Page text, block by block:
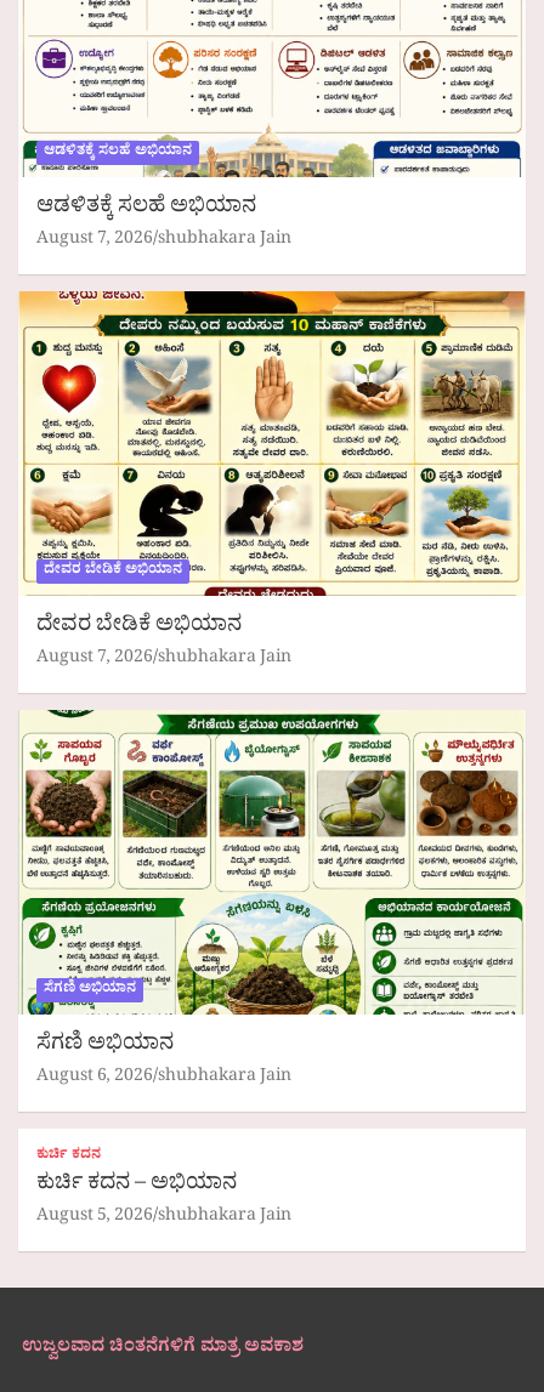
ಆಡಳಿತಕ್ಕೆ ಸಲಹೆ ಅಭಿಯಾನ
ಆಡಳಿತಕ್ಕೆ ಸಲಹೆ ಅಭಿಯಾನ
August 7, 2026 shubhakara Jain
ದೇವರ ಬೇಡಿಕೆ ಅಭಿಯಾನ
ದೇವರ ಬೇಡಿಕೆ ಅಭಿಯಾನ
August 7, 2026 shubhakara Jain
ಸೆಗಣಿ ಅಭಿಯಾನ
ಸೆಗಣಿ ಅಭಿಯಾನ
August 6, 2026 shubhakara Jain
ಕುರ್ಚಿ ಕದನ
ಕುರ್ಚಿ ಕದನ – ಅಭಿಯಾನ
August 5, 2026 shubhakara Jain
ಉಜ್ವಲವಾದ ಚಿಂತನೆಗಳಿಗೆ ಮಾತ್ರ ಅವಕಾಶ